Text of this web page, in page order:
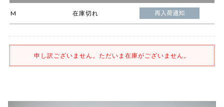
M 在庫切れ
申し訳ございません。ただいま在庫がございません。